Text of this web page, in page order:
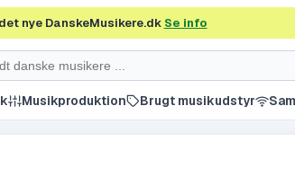
nye DanskeMusikere.dk Se info
Musikproduktion Brugt musikudstyr